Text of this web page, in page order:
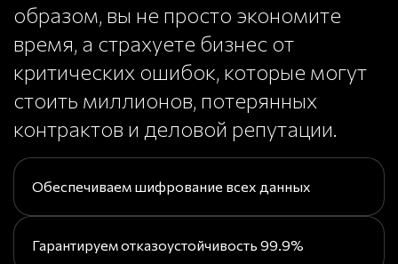
образом, вы не просто экономите
время, а страхуете бизнес от
критических ошибок, которые могут
стоить миллионов, потерянных
контрактов и деловой репутации.
Обеспечиваем шифрование всех данных
Гарантируем отказоустойчивость 99.9%